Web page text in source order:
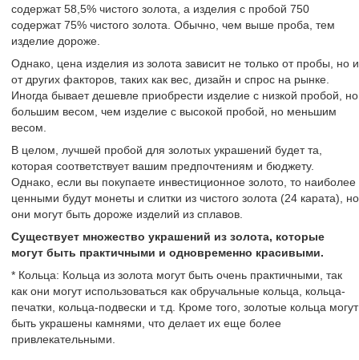
содержат 58,5% чистого золота, а изделия с пробой 750
содержат 75% чистого золота. Обычно, чем выше проба, тем
изделие дороже.
Однако, цена изделия из золота зависит не только от пробы, но и
от других факторов, таких как вес, дизайн и спрос на рынке.
Иногда бывает дешевле приобрести изделие с низкой пробой, но
большим весом, чем изделие с высокой пробой, но меньшим
весом.
В целом, лучшей пробой для золотых украшений будет та,
которая соответствует вашим предпочтениям и бюджету.
Однако, если вы покупаете инвестиционное золото, то наиболее
ценными будут монеты и слитки из чистого золота (24 карата), но
они могут быть дороже изделий из сплавов.
Существует множество украшений из золота, которые
могут быть практичными и одновременно красивыми.
* Кольца: Кольца из золота могут быть очень практичными, так
как они могут использоваться как обручальные кольца, кольца-
печатки, кольца-подвески и т.д. Кроме того, золотые кольца могут
быть украшены камнями, что делает их еще более
привлекательными.